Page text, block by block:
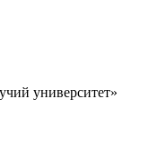
университет»